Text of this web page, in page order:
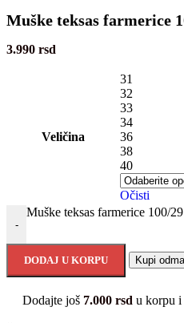
Muške teksas farmerice
3.990 rsd
Veličina
31
32
33
34
36
38
40
Očisti
-
Muške teksas farmerice 100/
DODAJ U KORPU Kupi odma
Dodajte još 7.000 rsd u korpu i